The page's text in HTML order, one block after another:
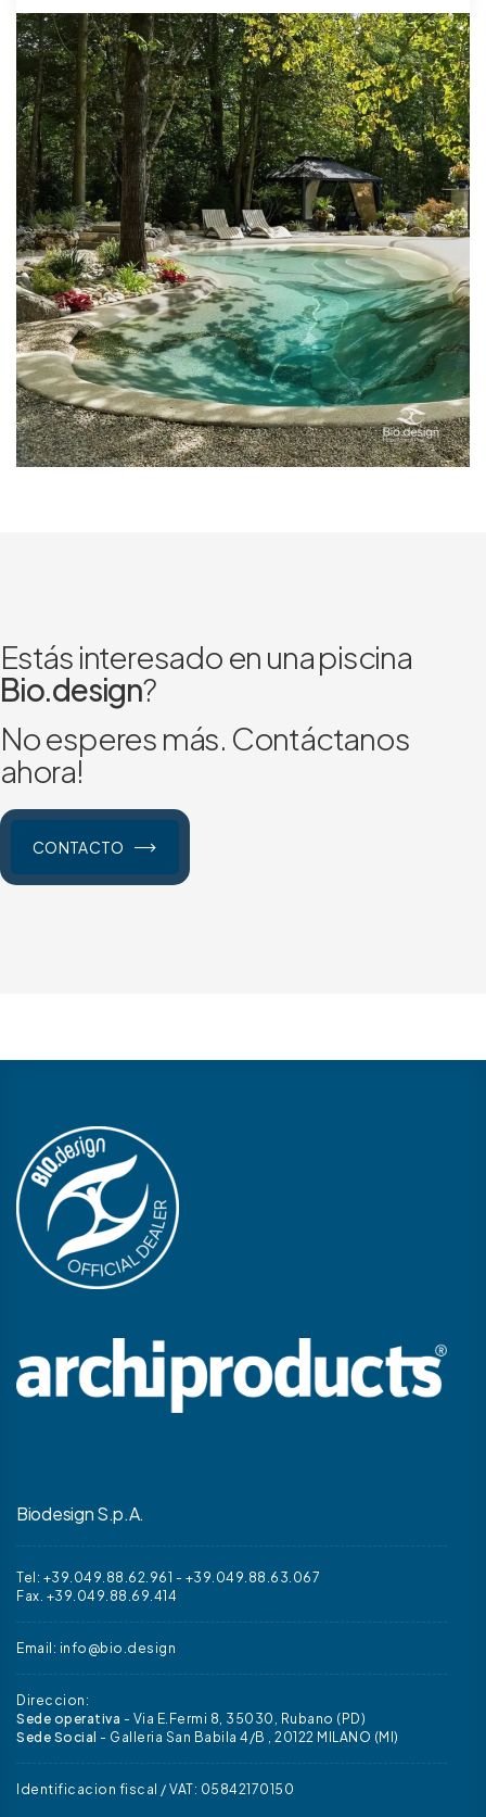
Estás interesado en una piscina
Bio.design?
No esperes más. Contáctanos
ahora!
CONTACTO
Biodesign S.p.A.
Tel: +39.049.88.62.961 - +39.049.88.63.067
Fax. +39.049.88.69.414
Email: info@bio.design
Direccion:
Sede operativa - Via E.Fermi 8, 35030, Rubano (PD)
Sede Social - Galleria San Babila 4/B , 20122 MILANO (MI)
Identificacion fiscal / VAT: 05842170150